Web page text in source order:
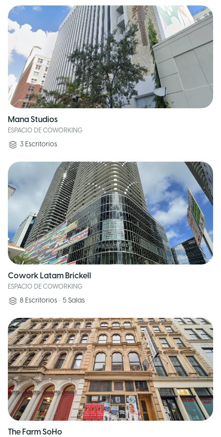
Mana Studios
ESPACIO DE COWORKING
3 Escritorios
Cowork Latam Brickell
ESPACIO DE COWORKING
8 Escritorios • 5 Salas
The Farm SoHo